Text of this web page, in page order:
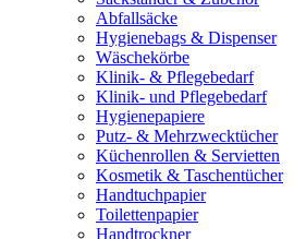
Abfallsäcke
Hygienebags & Dispenser
Wäschekörbe
Klinik- & Pflegebedarf
Klinik- und Pflegebedarf
Hygienepapiere
Putz- & Mehrzwecktücher
Küchenrollen & Servietten
Kosmetik & Taschentücher
Handtuchpapier
Toilettenpapier
Handtrockner